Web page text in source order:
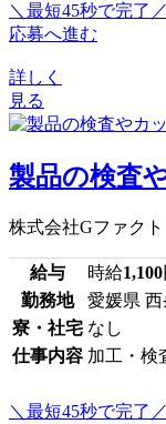
＼最短45秒で完了／
応募へ進む
詳しく
見る
製品の検査
株式会社Gファク
給与 時給1,100
勤務地
愛媛県
寮・社宅 なし
仕事内容 加工・検
＼最短45秒で完了／